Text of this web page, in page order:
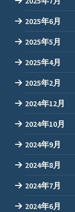
2025年6月
2025年5月
2025年4月
2025年2月
2024年12月
2024年10月
2024年9月
2024年8月
2024年7月
2024年6月